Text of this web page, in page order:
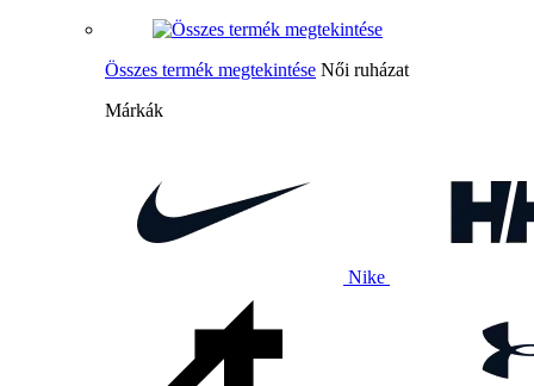
Összes termék megtekintése Női ruházat
Márkák
Nike